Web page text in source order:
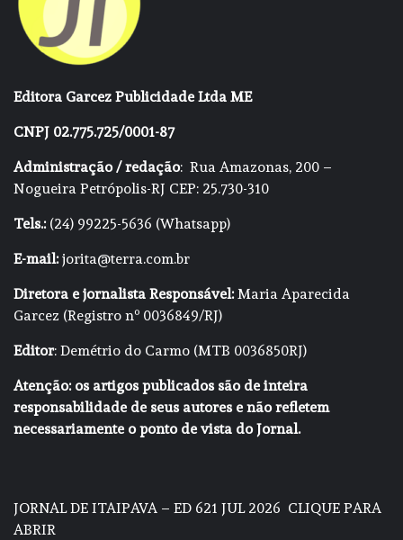
Editora Garcez Publicidade Ltda ME
CNPJ 02.775.725/0001-87
Administração / redação: Rua Amazonas, 200 –
Nogueira Petrópolis-RJ CEP: 25.730-310
Tels.:(24) 99225-5636 (Whatsapp)
E-mail:jorita@terra.com.br
Diretora e jornalista Responsável:Maria Aparecida
Garcez (Registro nº 0036849/RJ)
Editor: Demétrio do Carmo (MTB 0036850RJ)
Atenção: os artigos publicados são de inteira
responsabilidade de seus autores e não refletem
necessariamente o ponto de vista do Jornal.
JORNAL DE ITAIPAVA – ED 621 JUL 2026 CLIQUE PARA
ABRIR